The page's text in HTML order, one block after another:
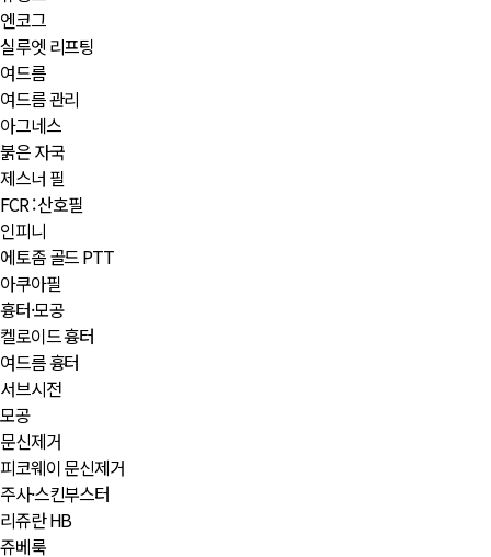
엔코그
실루엣 리프팅
여드름
여드름 관리
아그네스
붉은 자국
제스너 필
FCR : 산호필
인피니
에토좀 골드 PTT
아쿠아필
흉터·모공
켈로이드 흉터
여드름 흉터
서브시전
모공
문신제거
피코웨이 문신제거
주사·스킨부스터
리쥬란 HB
쥬베룩